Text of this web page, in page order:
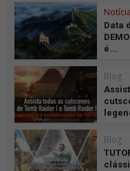
Data
é...
Blog
Blog